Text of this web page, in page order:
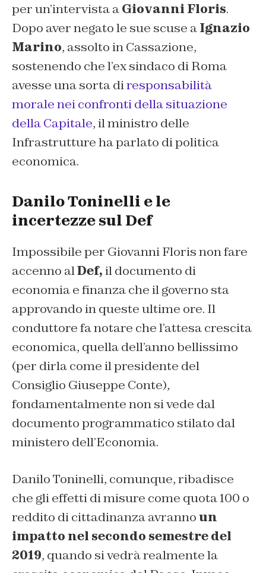
per un’intervista aGiovanni Floris.
Dopo aver negato le sue scuse aIgnazio
Marino, assolto in Cassazione,
sostenendo che l’ex sindaco di Roma
avesse una sorta diresponsabilità
morale nei confronti della situazione
della Capitale, il ministro delle
Infrastrutture ha parlato di politica
economica.
Danilo Toninelli e le
incertezze sul Def
Impossibile per Giovanni Floris non fare
accenno alDef,il documento di
economia e finanza che il governo sta
approvando in queste ultime ore. Il
conduttore fa notare che l’attesa crescita
economica, quella dell’anno bellissimo
(per dirla come il presidente del
Consiglio Giuseppe Conte),
fondamentalmente non si vede dal
documento programmatico stilato dal
ministero dell’Economia.
Danilo Toninelli, comunque, ribadisce
che gli effetti di misure come quota 100 o
reddito di cittadinanza avrannoun
impatto nel secondo semestre del
2019, quando si vedrà realmente la